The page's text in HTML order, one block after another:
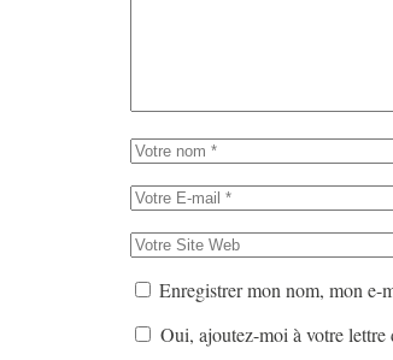
Enregistrer mon nom, mon e-
Oui, ajoutez-moi à votre lettre